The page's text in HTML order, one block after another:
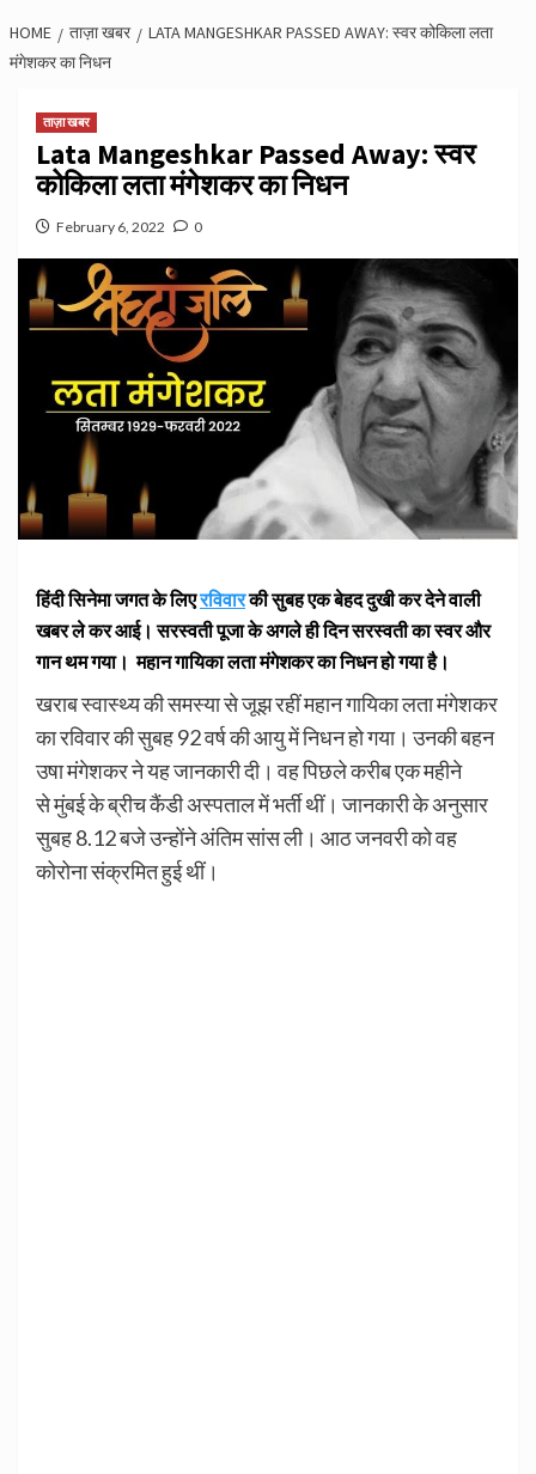
HOME ताज़ा खबर
LATA MANGESHKAR PASSED AWAY: स्वर कोकिला लता
मंगेशकर का निधन
ताज़ा खबर
Lata Mangeshkar Passed Away: स्वर
कोकिला लता मंगेशकर का निधन
February 6, 2022 0
हिंदी सिनेमा जगत के लिएरविवारकी सुबह एक बेहद दुखी कर देने वाली
खबर ले कर आई। सरस्वती पूजा के अगले ही दिन सरस्वती का स्वर और
गान थम गया। महान गायिका लता मंगेशकर का निधन हो गया है।
खराब स्वास्थ्य की समस्या से जूझ रहीं महान गायिका लता मंगेशकर
का रविवार की सुबह 92 वर्ष की आयु में निधन हो गया। उनकी बहन
उषा मंगेशकर ने यह जानकारी दी। वह पिछले करीब एक महीने
से मुंबई के ब्रीच कैंडी अस्पताल में भर्ती थीं। जानकारी के अनुसार
सुबह 8.12 बजे उन्होंने अंतिम सांस ली। आठ जनवरी को वह
कोरोना संक्रमित हुई थीं।